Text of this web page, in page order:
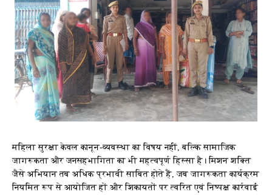
महिला सुरक्षा केवल कानून-व्यवस्था का विषय नहीं, बल्कि सामाजिक
जागरूकता और जनसहभागिता का भी महत्वपूर्ण हिस्सा है। मिशन शक्ति
जैसे अभियान तब अधिक प्रभावी साबित होते हैं, जब जागरूकता कार्यक्रम
नियमित रूप से आयोजित हों और शिकायतों पर त्वरित एवं निष्पक्ष कार्रवाई